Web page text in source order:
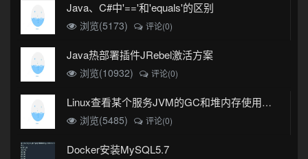
Java、C#中'=='和'equals'的区别
浏览(5173) 评论(0)
Java热部署插件JRebel激活方案
浏览(10932) 评论(0)
Linux查看某个服务JVM的GC和堆内存使用情况
浏览(5485)
评论(0)
Docker安装MySQL5.7